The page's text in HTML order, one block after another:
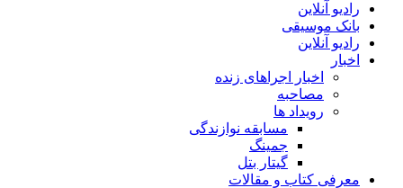
رادیو آنلاین
بانک موسیقی
رادیو آنلاین
اخبار
اخبار اجراهای زنده
مصاحبه
رویداد ها
مسابقه نوازندگی
جمینگ
گیتار بتل
معرفی کتاب و مقالات